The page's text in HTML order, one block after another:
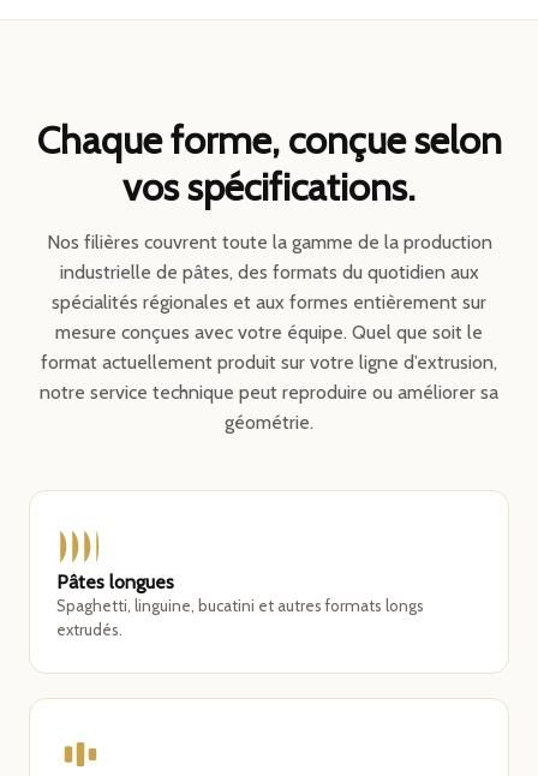
Chaque forme, conçue selon
vos spécifications.
Nos filières couvrent toute la gamme de la production
industrielle de pâtes, des formats du quotidien aux
spécialités régionales et aux formes entièrement sur
mesure conçues avec votre équipe. Quel que soit le
format actuellement produit sur votre ligne d’extrusion,
notre service technique peut reproduire ou améliorer sa
géométrie.
Pâtes longues
Spaghetti, linguine, bucatini et autres formats longs
extrudés.